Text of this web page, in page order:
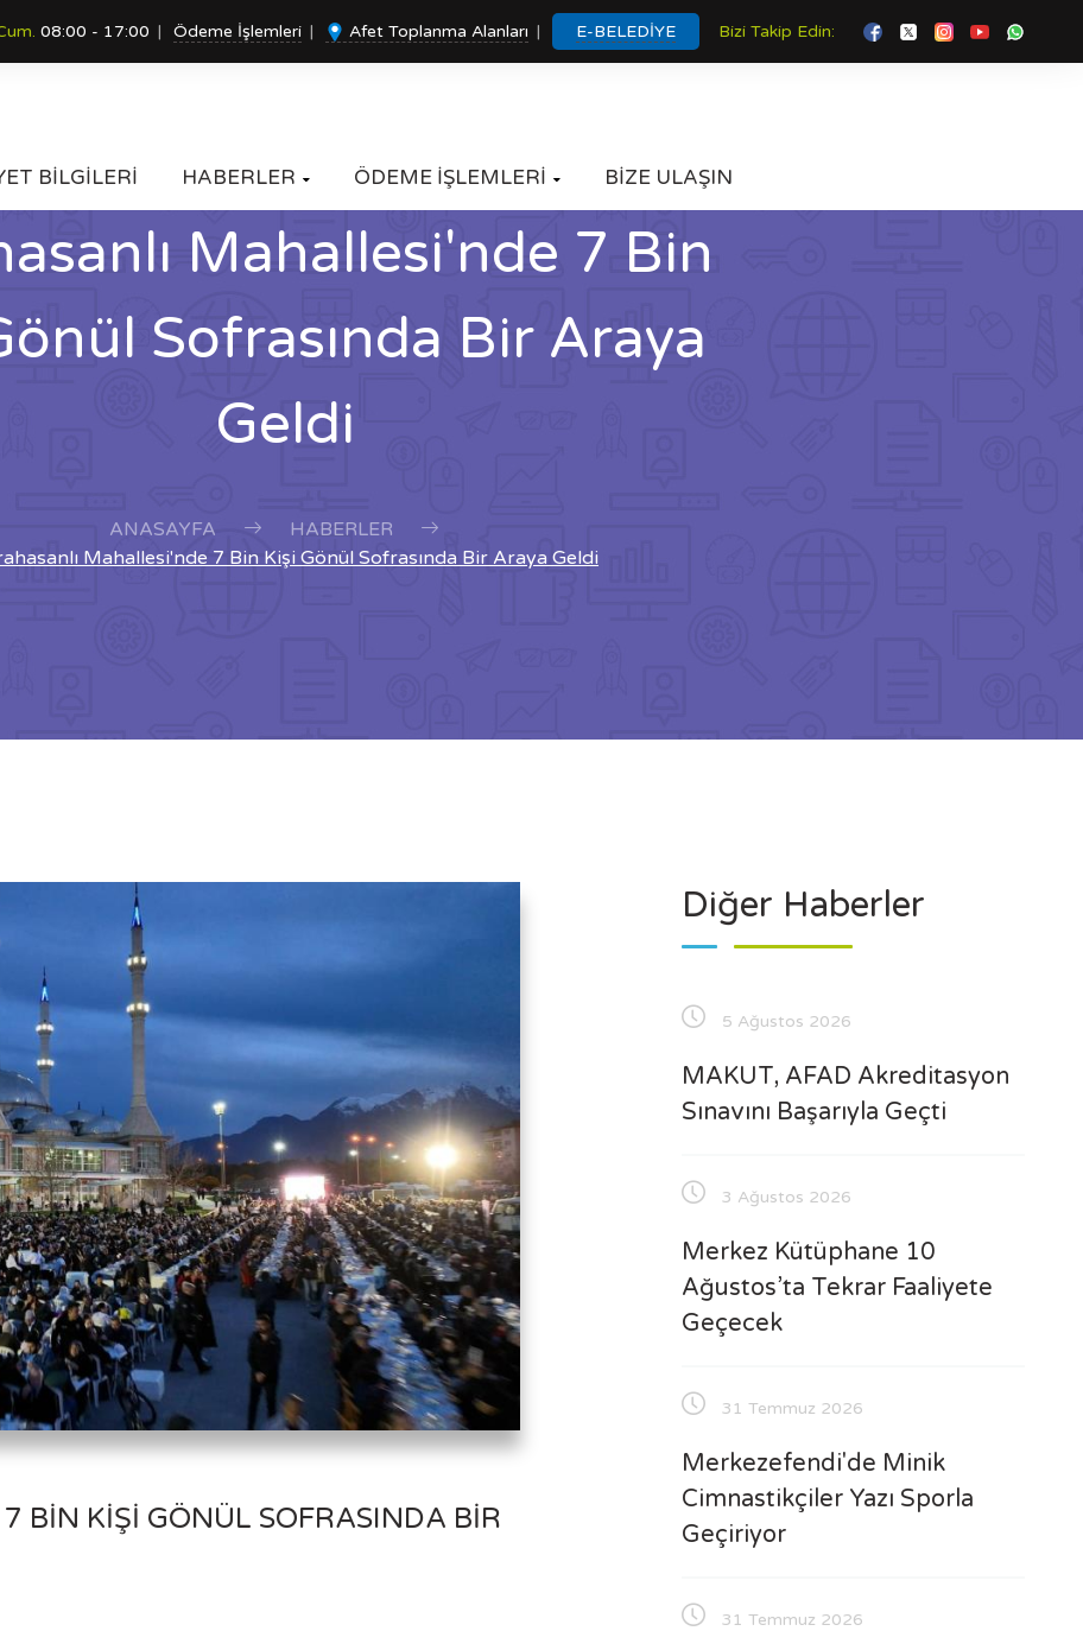
08:00 - 17:00 Ödeme İşlemleri Afet Toplanma Alanları E-BELEDİYE Bizi Takip Edin:
BİLGİLERİ HABERLER  ÖDEME İŞLEMLERİ  BİZE ULAŞIN
Mahallesi'nde 7 Bin
Sofrasında Bir Araya
Geldi
ANASAYFA
HABERLER
Mahallesi'nde 7 Bin Kişi Gönül Sofrasında Bir Araya Geldi
BIN KIŞI GÖNÜL SOFRASINDA BIR
Diğer Haberler
5 Ağustos 2026
MAKUT, AFAD Akreditasyon
Sınavını Başarıyla Geçti
3 Ağustos 2026
Merkez Kütüphane 10
Ağustos’ta Tekrar Faaliyete
Geçecek
31 Temmuz 2026
Merkezefendi'de Minik
Cimnastikçiler Yazı Sporla
Geçiriyor
31 Temmuz 2026